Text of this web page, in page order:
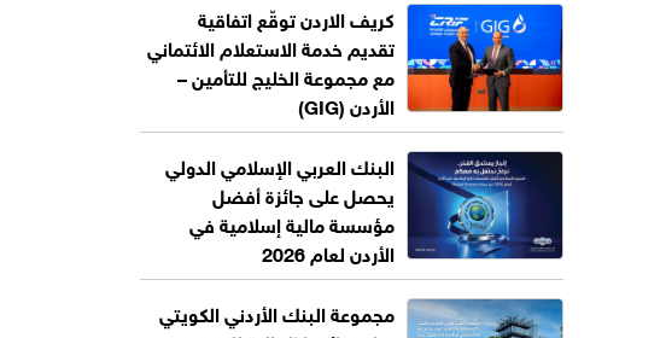
كريف الاردن توقّع اتفاقية
تقديم خدمة الاستعلام الائتماني
مع مجموعة الخليج للتأمين –
الأردن (GIG)
البنك العربي الإسلامي الدولي
يحصل على جائزة أفضل
مؤسسة مالية إسلامية في
الأردن لعام 2026
مجموعة البنك الأردني الكويتي